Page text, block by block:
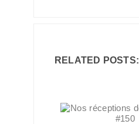
RELATED POSTS: